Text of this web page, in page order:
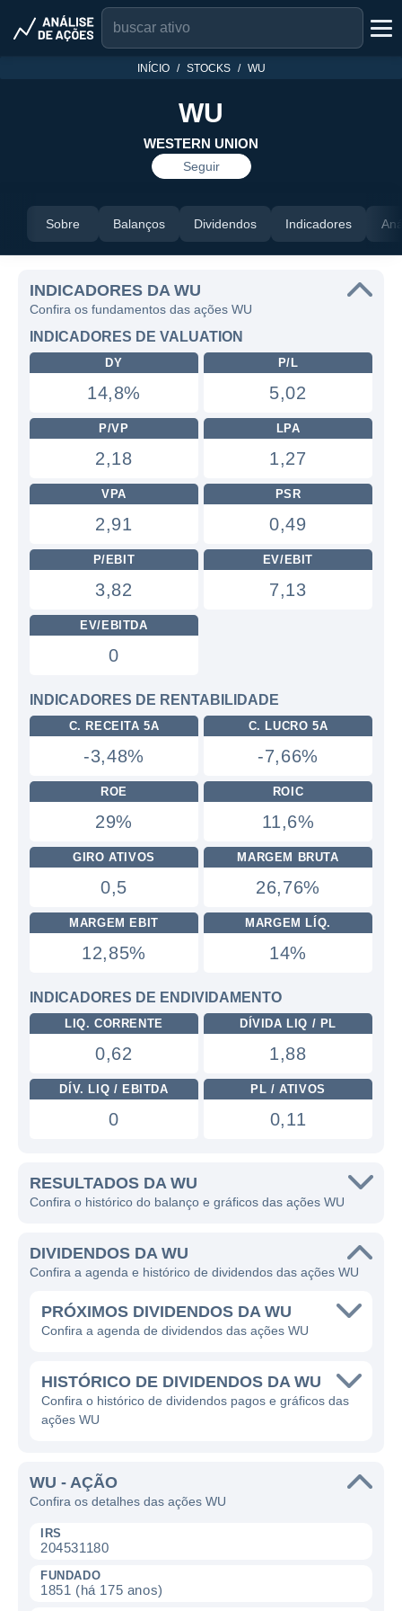
INÍCIO STOCKS WU
WU
WESTERN UNION
Seguir
Sobre Balanços Dividendos Indicadores
INDICADORES DA WU
Confira os fundamentos das ações WU
INDICADORES DE VALUATION
DY
14,8%
P/L
5,02
P/VP
2,18
LPA
1,27
VPA
2,91
PSR
0,49
P/EBIT
3,82
EV/EBIT
7,13
EV/EBITDA
0
INDICADORES DE RENTABILIDADE
C. RECEITA 5A
-3,48%
C. LUCRO 5A
-7,66%
ROE
29%
ROIC
11,6%
GIRO ATIVOS
0,5
MARGEM BRUTA
26,76%
MARGEM EBIT
12,85%
MARGEM LÍQ.
14%
INDICADORES DE ENDIVIDAMENTO
LIQ. CORRENTE
0,62
DÍVIDA LIQ / PL
1,88
DÍV. LIQ / EBITDA
0
PL / ATIVOS
0,11
RESULTADOS DA WU
Confira o histórico do balanço e gráficos das ações WU
DIVIDENDOS DA WU
Confira a agenda e histórico de dividendos das ações WU
PRÓXIMOS DIVIDENDOS DA WU
Confira a agenda de dividendos das ações WU
HISTÓRICO DE DIVIDENDOS DA WU
Confira o histórico de dividendos pagos e gráficos das
ações WU
WU - AÇÃO
Confira os detalhes das ações WU
IRS
204531180
FUNDADO
1851 (há 175 anos)